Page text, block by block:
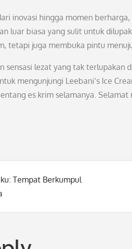
inovasi hingga momen
luar biasa yang sulit untuk
tetapi juga membuka pintu
sensasi lezat yang tak
mengunjungi Leebani’s Ice
es krim selamanya. Selamat
Tempat Berkumpul